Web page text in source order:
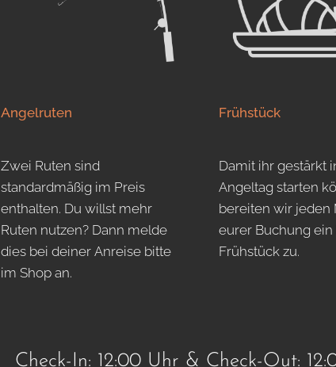
Angelruten
Zwei Ruten sind
standardmäßig im Preis
enthalten. Du willst mehr
Ruten nutzen? Dann melde
dies bei deiner Anreise bitte
im Shop an.
Frühstück
Damit ihr gestärkt
Angeltag starten
bereiten wir jeden
eurer Buchung
Frühstück zu.
Check-In: 12:00 Uhr & Check-Out: